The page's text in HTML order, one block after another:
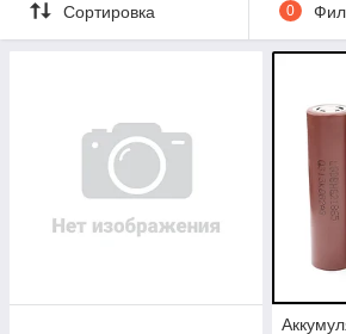
Наши аккумуляторы совместимы с
популярных брендов и моделей, имеют
Зачем нужен
Мощность на максимуме
—
простоев, больше задач за одну
— под
шуруповёртов, перфораторов,
Сортировка 0